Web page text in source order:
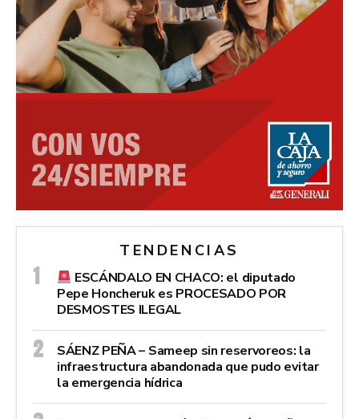
TENDENCIAS
ESCÁNDALO EN CHACO: el diputado
Pepe Honcheruk es PROCESADO POR
DESMOSTES ILEGAL
SÁENZ PEÑA – Sameep sin reservoreos: la
infraestructura abandonada que pudo evitar
la emergencia hídrica